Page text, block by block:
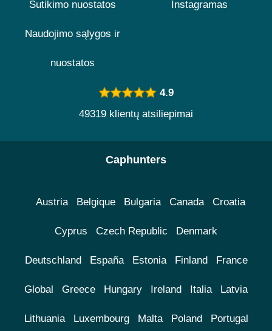
Sutikimo nuostatos
Naudojimo sąlygos ir
nuostatos
Instagramas
4.9
49319 klientų atsiliepimai
Caphunters
Austria Belgique Bulgaria Canada Croatia
Cyprus Czech Republic Denmark
Deutschland España Estonia Finland France
Global Greece Hungary Ireland Italia Latvia
Lithuania Luxembourg Malta Poland Portugal